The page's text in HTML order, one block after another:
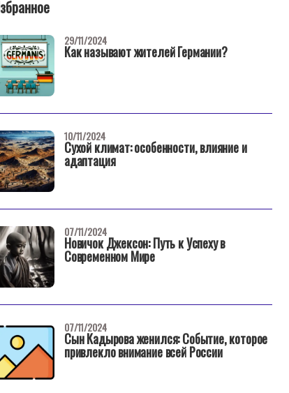
Как называют жителей Германии?
29/11/2024
Сухой климат: особенности, влияние и
адаптация
10/11/2024
Новичок Джексон: Путь к Успеху в
Современном Мире
07/11/2024
Сын Кадырова женился: Событие, которое
привлекло внимание всей России
07/11/2024